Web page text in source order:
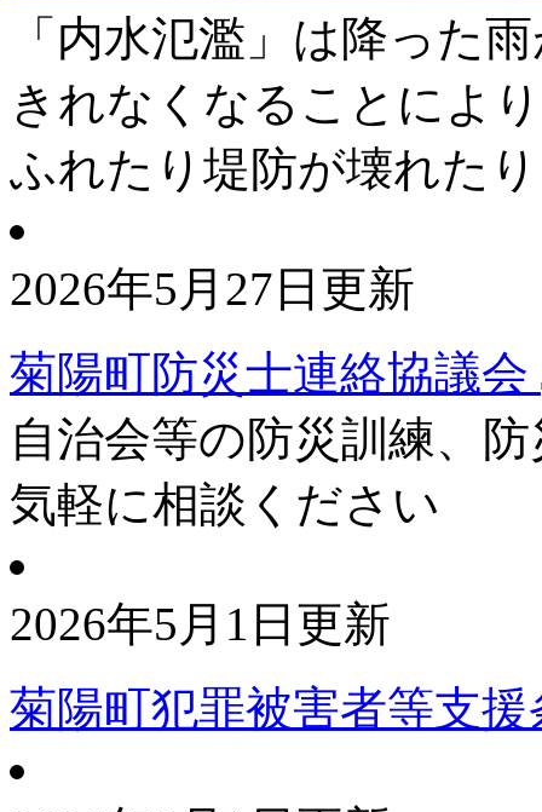
「内水氾濫」は降った
きれなくなることによ
ふれたり堤防が壊れた
2026年5月27日更新
菊陽町防災士連絡協議会
自治会等の防災訓練、
気軽に相談ください
2026年5月1日更新
菊陽町犯罪被害者等支